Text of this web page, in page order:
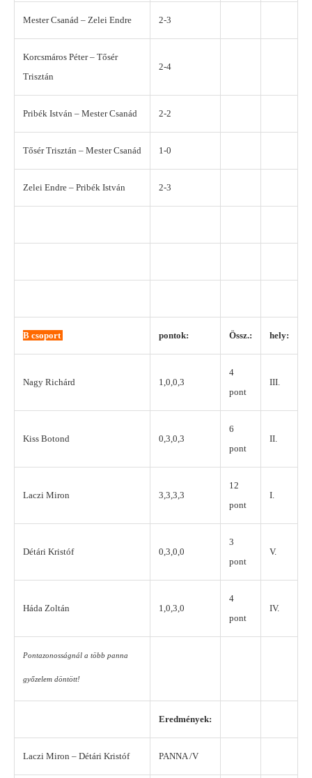
Mester Csanád – Zelei Endre 2-3
Korcsmáros Péter – Tősér
Trisztán
2-4
Pribék István – Mester Csanád 2-2
Tősér Trisztán – Mester Csanád 1-0
Zelei Endre – Pribék István 2-3
B csoport pontok: Össz.: hely:
Nagy Richárd 1,0,0,3
4
pont
III.
Kiss Botond 0,3,0,3
6
pont
II.
Laczi Miron 3,3,3,3
12
pont
I.
Détári Kristóf 0,3,0,0
3
pont
V.
Háda Zoltán 1,0,3,0
4
pont
IV.
Pontazonosságnál a több panna
győzelem döntött!
Eredmények:
Laczi Miron – Détári Kristóf PANNA /V